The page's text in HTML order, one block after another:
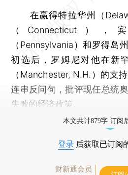
在赢得特拉华州（
（Connecticut）
（Pennsylvania）和罗得岛
初选后，罗姆尼对他在新
（Manchester, N.H.）的支
连串反问句，批评现任总统
失败的经济政策。
本文共计879字 订阅
登录 后获取已订阅
财新通会员